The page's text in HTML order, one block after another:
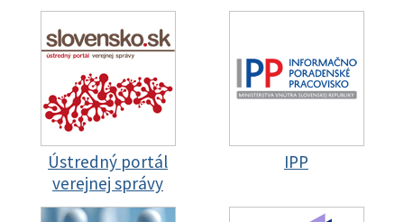
Ústredný portál
verejnej správy
IPP